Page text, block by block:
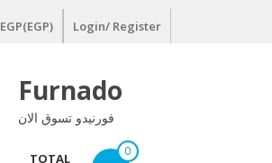
Login/ Register
EGP(EGP)
Furnado
فورنيدو تسوق الان
0
TOTAL